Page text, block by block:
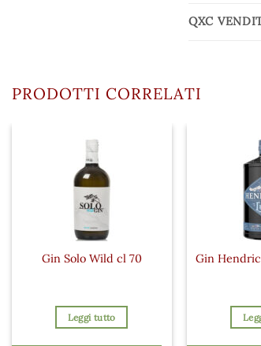
QXC
PRODOTTI CORRELATI
Gin Solo Wild cl 70
Leggi tutto
Gin